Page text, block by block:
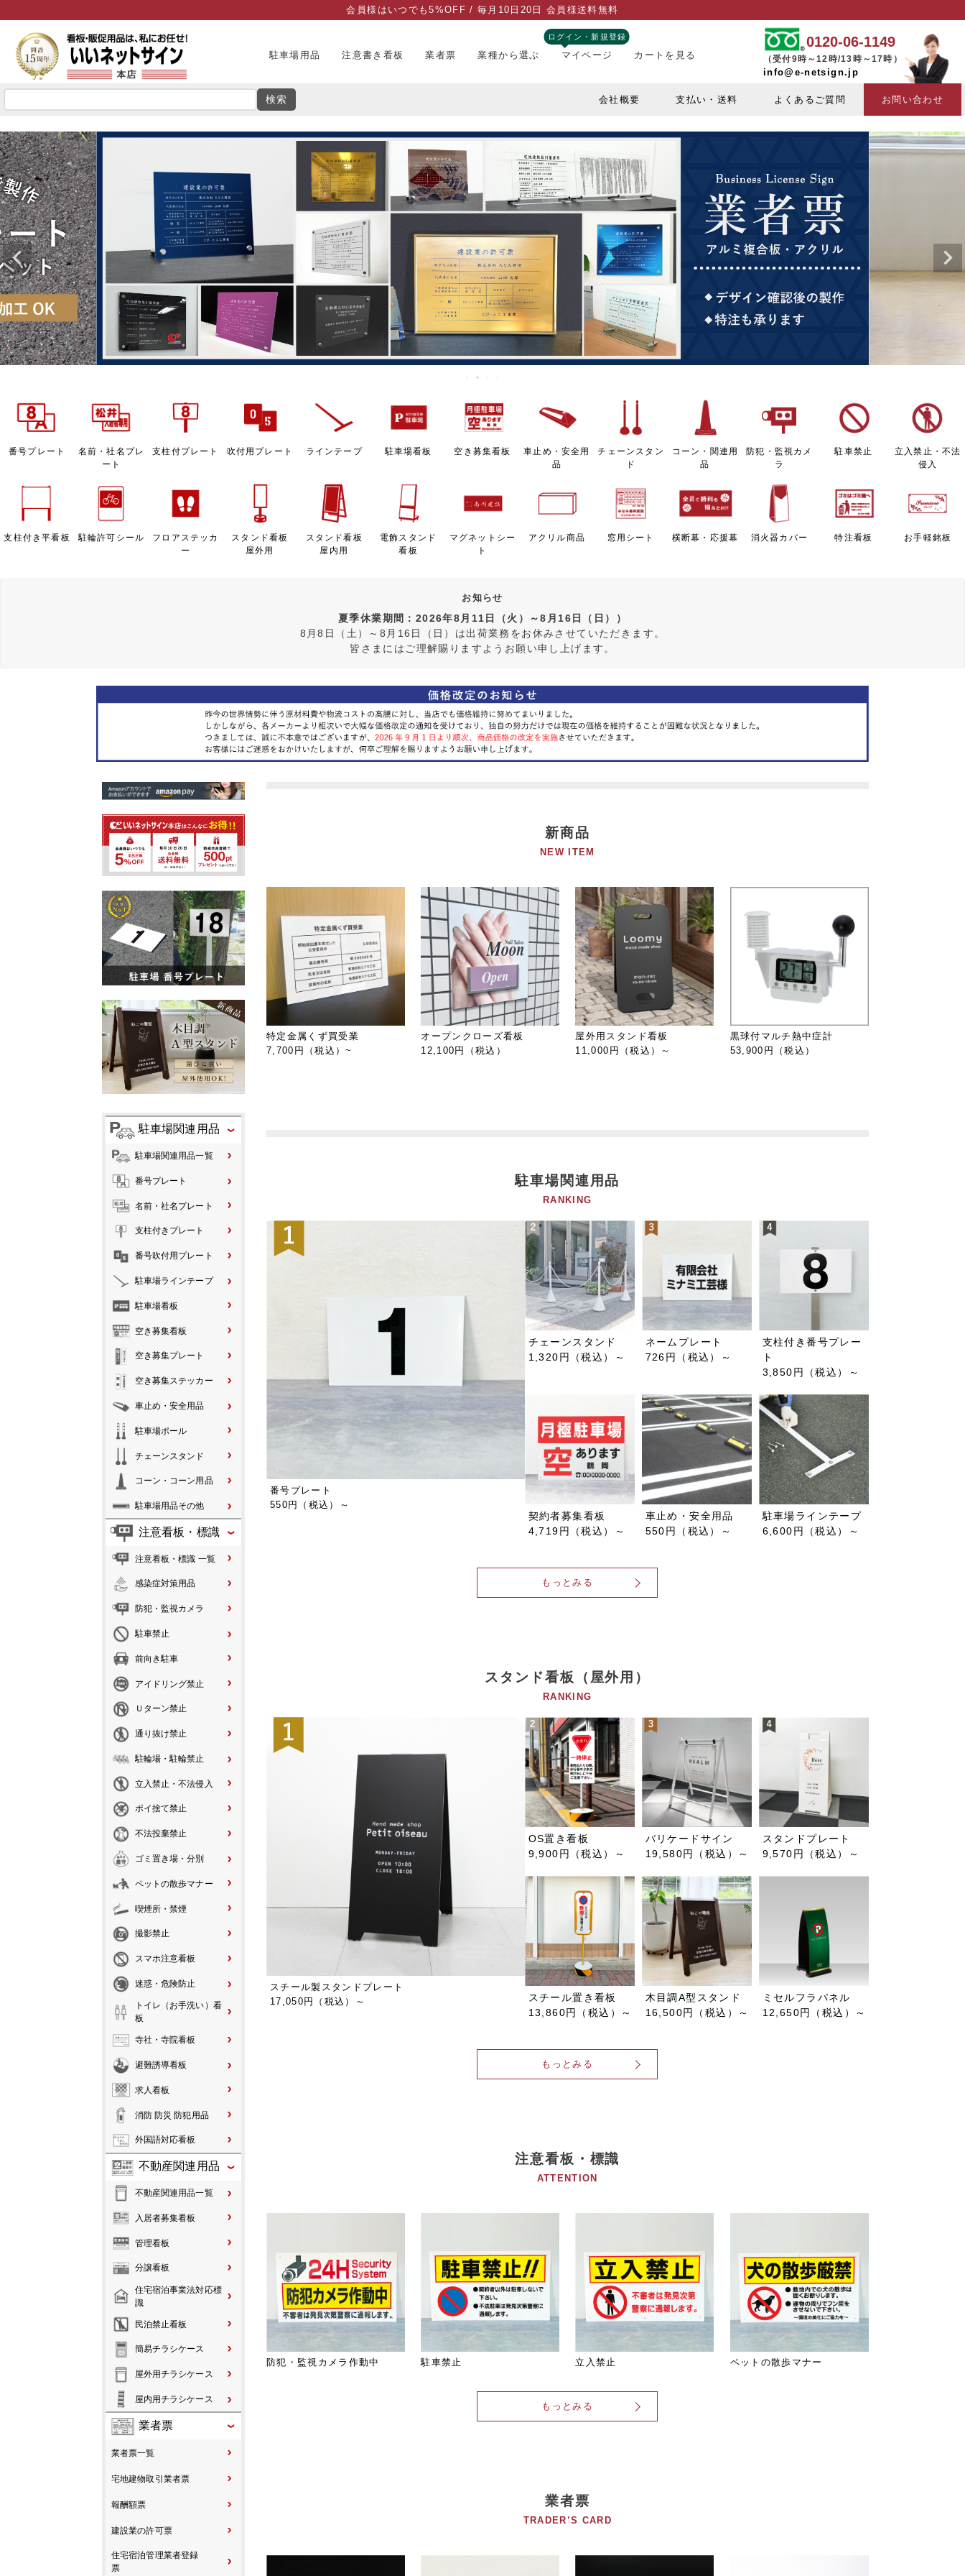
会員様はいつでも5%OFF / 毎月10日20日 会員様送料無料
駐車場用品 注意書き看板 業者票 業種から選ぶ
ログイン・新規登録
マイページ カートを見る
0120-06-1149
（受付9時～12時/13時～17時）
info@e-netsign.jp
検索 会社概要 支払い・送料 よくあるご質問 お問い合わせ
番号プレート
名前・社名プレ
ート
支柱付プレート 吹付用プレート ラインテープ 駐車場看板 空き募集看板
車止め・安全用
品
チェーンスタン
ド
コーン・関連用
品
防犯・監視カメ
ラ
駐車禁止
立入禁止・不法
侵入
支柱付き平看板 駐輪許可シール
フロアステッカ
ー
スタンド看板
屋外用
スタンド看板
屋内用
電飾スタンド
看板
マグネットシー
ト
アクリル商品 窓用シート 横断幕・応援幕 消火器カバー 特注看板 お手軽銘板
お知らせ
夏季休業期間：2026年8月11日（火）～8月16日（日））
8月8日（土）～8月16日（日）は出荷業務をお休みさせていただきます。
皆さまにはご理解賜りますようお願い申し上げます。
駐車場関連用品
駐車場関連用品一覧
番号プレート
名前・社名プレート
支柱付きプレート
番号吹付用プレート
駐車場ラインテープ
駐車場看板
空き募集看板
空き募集プレート
空き募集ステッカー
車止め・安全用品
駐車場ポール
チェーンスタンド
コーン・コーン用品
駐車場用品その他
注意看板・標識
注意看板・標識 一覧
感染症対策用品
防犯・監視カメラ
駐車禁止
前向き駐車
アイドリング禁止
Ｕターン禁止
通り抜け禁止
駐輪場・駐輪禁止
立入禁止・不法侵入
ポイ捨て禁止
不法投棄禁止
ゴミ置き場・分別
ペットの散歩マナー
喫煙所・禁煙
撮影禁止
スマホ注意看板
迷惑・危険防止
トイレ（お手洗い）看
板
寺社・寺院看板
避難誘導看板
求人看板
消防 防災 防犯用品
外国語対応看板
不動産関連用品
不動産関連用品一覧
入居者募集看板
管理看板
分譲看板
住宅宿泊事業法対応標
識
民泊禁止看板
簡易チラシケース
屋外用チラシケース
屋内用チラシケース
業者票
業者票一覧
宅地建物取引業者票
報酬額票
建設業の許可票
住宅宿泊管理業者登録
票
新商品
NEW ITEM
特定金属くず買受業
7,700円（税込）~
オープンクローズ看板
12,100円（税込）
屋外用スタンド看板
11,000円（税込）～
黒球付マルチ熱中症計
53,900円（税込）
駐車場関連用品
RANKING
番号プレート
550円（税込）～
チェーンスタンド
1,320円（税込）～
ネームプレート
726円（税込）～
支柱付き番号プレー
ト
3,850円（税込）～
契約者募集看板
4,719円（税込）～
車止め・安全用品
550円（税込）～
駐車場ラインテープ
6,600円（税込）～
もっとみる
スタンド看板（屋外用）
RANKING
スチール製スタンドプレート
17,050円（税込）～
OS置き看板
9,900円（税込）～
バリケードサイン
19,580円（税込）～
スタンドプレート
9,570円（税込）～
スチール置き看板
13,860円（税込）～
木目調A型スタンド
16,500円（税込）～
ミセルフラパネル
12,650円（税込）～
もっとみる
注意看板・標識
ATTENTION
防犯・監視カメラ作動中 駐車禁止 立入禁止 ペットの散歩マナー
もっとみる
業者票
TRADER’S CARD